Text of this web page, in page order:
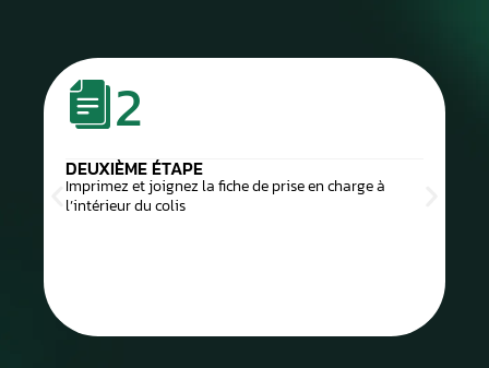
2
DEUXIÈME ÉTAPE
Imprimez et joignez la fiche de prise en charge à
l’intérieur du colis